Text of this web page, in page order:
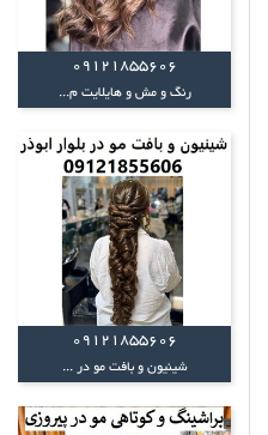
09121855606
رنگ و مش و هایلایت م...
09121855606
شینیون و بافت مو در ...